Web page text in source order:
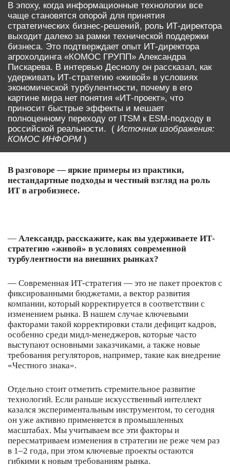
В эпоху, когда информационные технологии все
чаще становятся опорой для принятия
стратегических бизнес-решений, роль ИТ-директора
выходит далеко за рамки технической поддержки
бизнеса. Это подтверждает опыт ИТ-директора
агрохолдинга «КОМОС ГРУПП» Александра
Пискарева. В интервью Деснолу он рассказал, как
удерживать ИТ-стратегию «живой» в условиях
экономической турбулентности, почему в его
картине мира нет понятия «ИТ-проект», что
приносит быстрые эффекты и мешает
полноценному переходу от ITSM к ESM-подходу в
российской реальности. ( Источник изображения:
КОМОС ИНФОРМ )
В разговоре — яркие примеры из практики,
нестандартные подходы и честный взгляд на роль
ИТ в агробизнесе.
— Александр, расскажите, как вы удерживаете ИТ-
стратегию «живой» в условиях современной
турбулентности на внешних рынках?
— Современная ИТ-стратегия — это не пакет проектов с
фиксированными бюджетами, а вектор развития
компании, который корректируется в соответствии с
изменением рынка. В нашем случае ключевыми
факторами такой корректировки стали дефицит кадров,
особенно среди мидл-менеджеров, которые часто
выступают основными заказчиками, а также новые
требования регуляторов, например, такие как внедрение
«Честного знака».
Отдельно стоит отметить стремительное развитие
технологий. Если раньше искусственный интеллект
казался экспериментальным инструментом, то сегодня
он уже активно применяется в промышленных
масштабах. Мы учитываем все эти факторы и
пересматриваем изменения в стратегии не реже чем раз
в 1–2 года, при этом ключевые проекты остаются
гибкими к новым требованиям рынка.